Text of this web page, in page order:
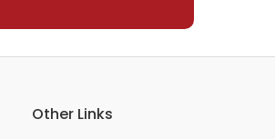
Other Links